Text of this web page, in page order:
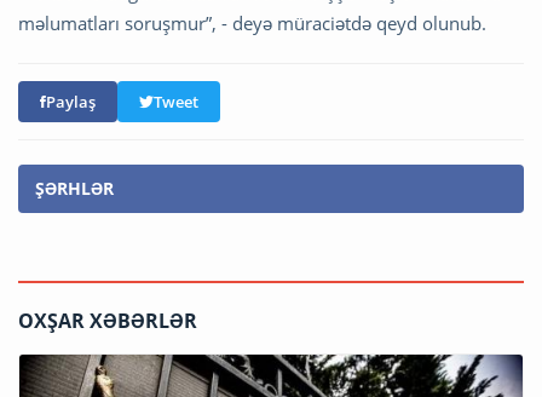
məlumatları soruşmur”, - deyə müraciətdə qeyd olunub.
Paylaş Tweet
ŞƏRHLƏR
OXŞAR XƏBƏRLƏR